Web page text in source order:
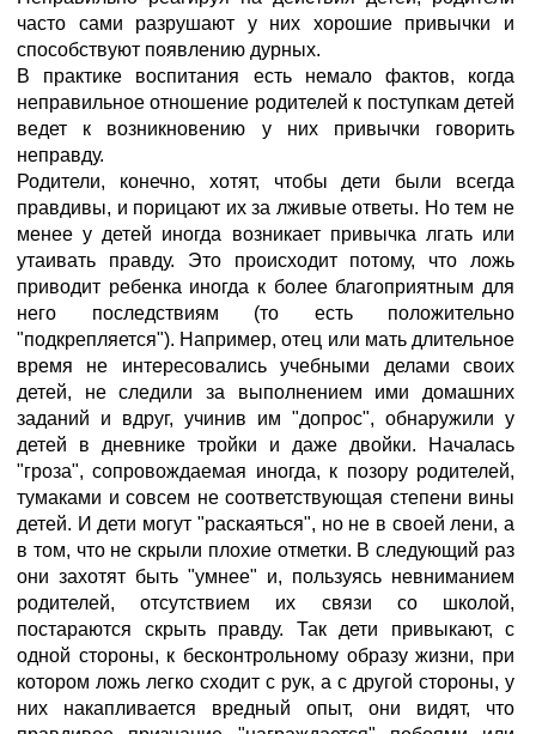
часто сами разрушают у них хорошие привычки и
способствуют появлению дурных.
В практике воспитания есть немало фактов, когда
неправильное отношение родителей к поступкам детей
ведет к возникновению у них привычки говорить
неправду.
Родители, конечно, хотят, чтобы дети были всегда
правдивы, и порицают их за лживые ответы. Но тем не
менее у детей иногда возникает привычка лгать или
утаивать правду. Это происходит потому, что ложь
приводит ребенка иногда к более благоприятным для
него последствиям (то есть положительно
"подкрепляется"). Например, отец или мать длительное
время не интересовались учебными делами своих
детей, не следили за выполнением ими домашних
заданий и вдруг, учинив им "допрос", обнаружили у
детей в дневнике тройки и даже двойки. Началась
"гроза", сопровождаемая иногда, к позору родителей,
тумаками и совсем не соответствующая степени вины
детей. И дети могут "раскаяться", но не в своей лени, а
в том, что не скрыли плохие отметки. В следующий раз
они захотят быть "умнее" и, пользуясь невниманием
родителей, отсутствием их связи со школой,
постараются скрыть правду. Так дети привыкают, с
одной стороны, к бесконтрольному образу жизни, при
котором ложь легко сходит с рук, а с другой стороны, у
них накапливается вредный опыт, они видят, что